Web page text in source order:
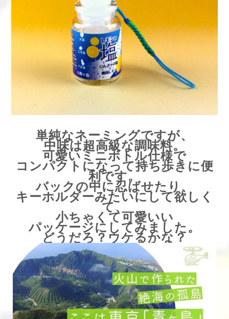
単純なネーミングですが、
中味は超高級な調味料。
可愛いミニボトル仕様で
コンパクトになって持ち歩きに便
利です。
バックの中に忍ばせたり、
キーホルダーみたいにして欲しく
て、
小ちゃくて可愛いい
パッケージにしてみました。
どうだろ？ウケるかな？